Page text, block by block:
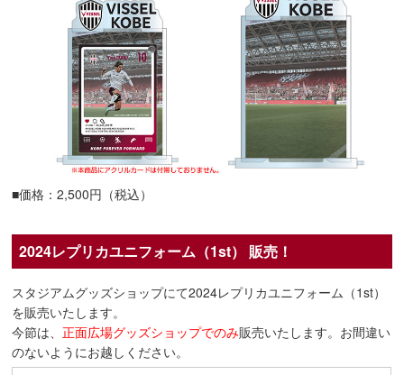
■価格：2,500円（税込）
2024レプリカユニフォーム（1st） 販売！
スタジアムグッズショップにて2024レプリカユニフォーム（1st）
を販売いたします。
今節は、正面広場グッズショップでのみ販売いたします。お間違い
のないようにお越しください。